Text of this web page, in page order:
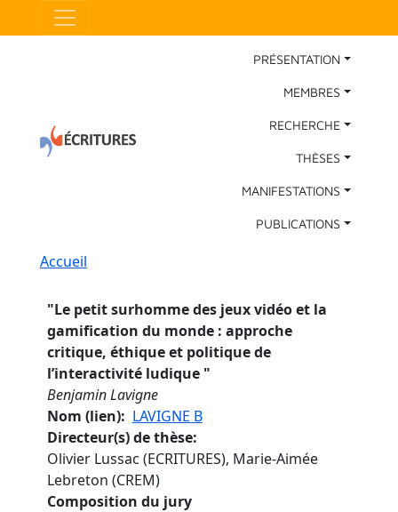
Aller au contenu principal
Main Navigation
PRÉSENTATION
MEMBRES
RECHERCHE
THÈSES
MANIFESTATIONS
PUBLICATIONS
Fil d'Ariane
Accueil
"Le petit surhomme des jeux vidéo et la
gamification du monde : approche
critique, éthique et politique de
l’interactivité ludique"
Benjamin Lavigne
Nom (lien)
LAVIGNE B
Directeur(s) de thèse
Olivier Lussac (ECRITURES), Marie-Aimée
Lebreton (CREM)
Composition du jury
Panneau de gestion des cookies